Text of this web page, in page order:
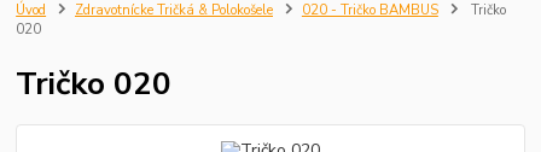
Úvod Zdravotnícke Tričká & Polokošele 020 - Tričko BAMBUS
Tričko
020
Tričko 020